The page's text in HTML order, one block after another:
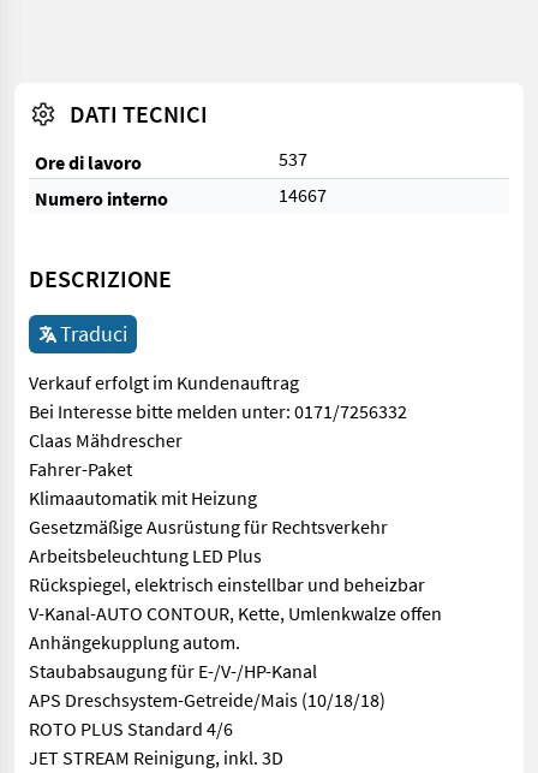
DATI TECNICI
Ore di lavoro
537
Numero interno
14667
DESCRIZIONE
Traduci
Verkauf erfolgt im Kundenauftrag
Bei Interesse bitte melden unter: 0171/7256332
Claas Mähdrescher
Fahrer-Paket
Klimaautomatik mit Heizung
Gesetzmäßige Ausrüstung für Rechtsverkehr
Arbeitsbeleuchtung LED Plus
Rückspiegel, elektrisch einstellbar und beheizbar
V-Kanal-AUTO CONTOUR, Kette, Umlenkwalze offen
Anhängekupplung autom.
Staubabsaugung für E-/V-/HP-Kanal
APS Dreschsystem-Getreide/Mais (10/18/18)
ROTO PLUS Standard 4/6
JET STREAM Reinigung, inkl. 3D